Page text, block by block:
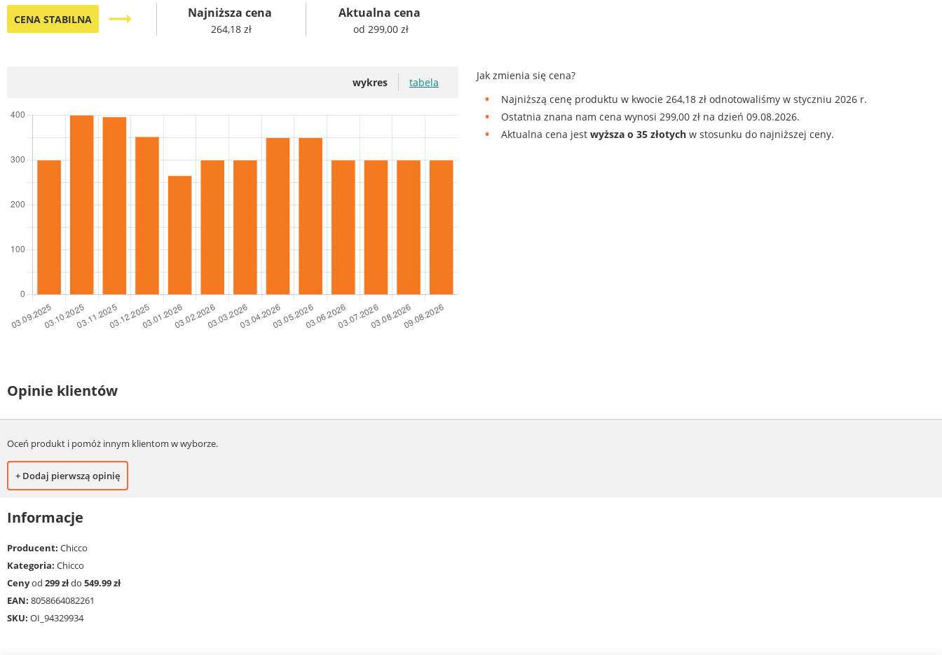
CENA STABILNA trending_flat Najniższa cena
264,18 zł
Aktualna cena
od 299,00 zł
wykres tabela
Jak zmienia się cena?
Najniższą cenę produktu w kwocie 264,18 zł odnotowaliśmy w styczniu 2026 r.
Ostatnia znana nam cena wynosi 299,00 zł na dzień 09.08.2026.
Aktualna cena jestwyższa o 35 złotych w stosunku do najniższej ceny.
Opinie klientów
Oceń produkt i pomóż innym klientom w wyborze.
+ Dodaj pierwszą opinię
Informacje
Producent: Chicco
Kategoria: Chicco
Cenyod 299 złdo 549.99 zł
EAN: 8058664082261
SKU: OI_94329934